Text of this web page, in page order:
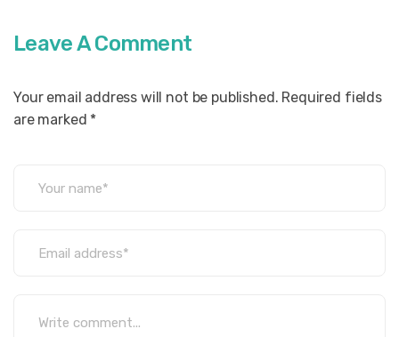
Leave A Comment
Your email address will not be published. Required fields
are marked *